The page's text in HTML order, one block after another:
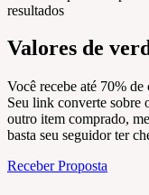
resultados
Valores de
Você recebe até 70%
Seu link converte sobre
outro item comprado,
basta seu seguidor ter
Receber Proposta